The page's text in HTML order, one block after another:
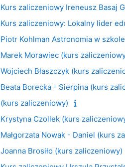
Kurs zaliczeniowy Ireneusz Basaj
Kurs zaliczeniowy: Lokalny lider
Piotr Kohlman Astronomia w
Marek Morawiec (kurs
Wojciech Błaszczyk (kurs
Beata Borecka - Sierpina (kurs
(kurs zaliczeniowy)
Krystyna Czollek (kurs
Małgorzata Nowak - Daniel (kurs
Joanna Brosiło (kurs zaliczeniowy)